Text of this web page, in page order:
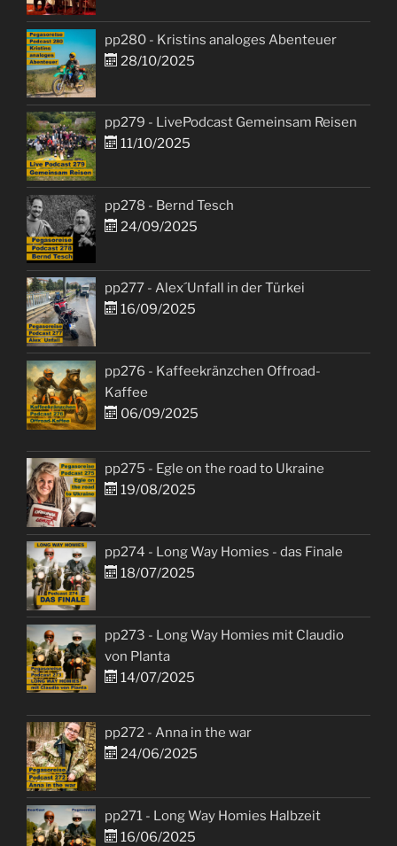
pp280 - Kristins analoges Abenteuer
28/10/2025
pp279 - LivePodcast Gemeinsam Reisen
11/10/2025
pp278 - Bernd Tesch
24/09/2025
pp277 - Alex´Unfall in der Türkei
16/09/2025
pp276 - Kaffeekränzchen Offroad-
Kaffee
06/09/2025
pp275 - Egle on the road to Ukraine
19/08/2025
pp274 - Long Way Homies - das Finale
18/07/2025
pp273 - Long Way Homies mit Claudio
von Planta
14/07/2025
pp272 - Anna in the war
24/06/2025
pp271 - Long Way Homies Halbzeit
16/06/2025